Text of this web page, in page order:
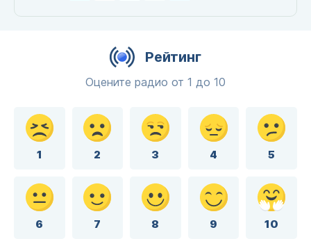
Рейтинг
Оцените радио от 1 до 10
1 2 3 4 5
6 7 8 9 10